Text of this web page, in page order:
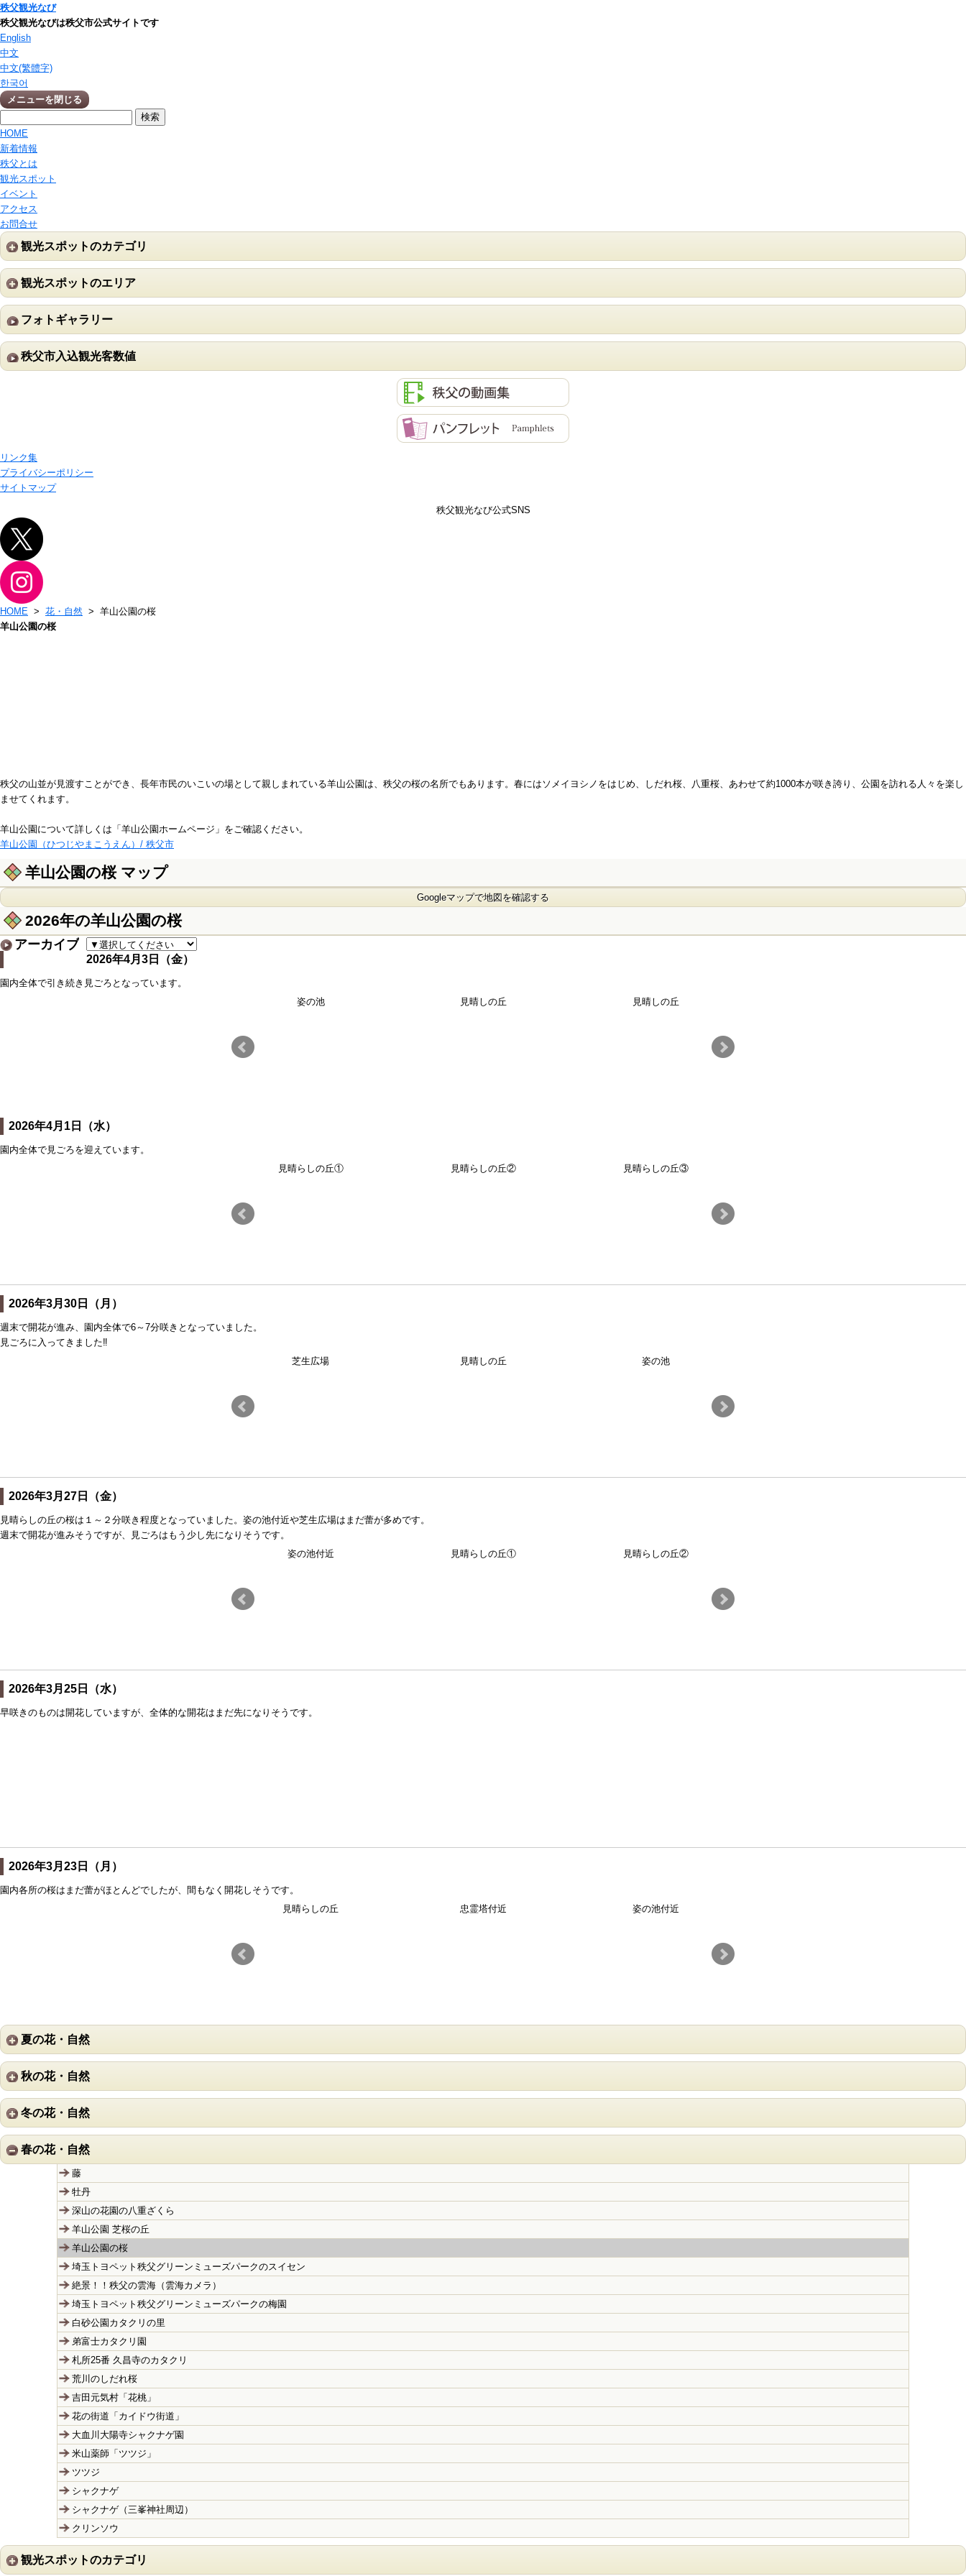
秩父観光なび
秩父観光なびは秩父市公式サイトです
English
中文
中文(繁體字)
한국어
メニューを閉じる
HOME
新着情報
秩父とは
観光スポット
イベント
アクセス
お問合せ
観光スポットのカテゴリ
観光スポットのエリア
フォトギャラリー
秩父市入込観光客数値
リンク集
プライバシーポリシー
サイトマップ
秩父観光なび公式SNS
HOME > 花・自然 > 羊山公園の桜
羊山公園の桜
秩父の山並が見渡すことができ、長年市民のいこいの場として親しまれている羊山公園は、秩父の桜の名所でもあります。春にはソメイヨシノをはじめ、しだれ桜、八重桜、あわせて約1000本が咲き誇り、公園を訪れる人々を楽し
ませてくれます。
羊山公園について詳しくは「羊山公園ホームページ」をご確認ください。
羊山公園（ひつじやまこうえん）/ 秩父市
羊山公園の桜 マップ
Googleマップで地図を確認する
2026年の羊山公園の桜
アーカイブ
2026年4月3日（金）
園内全体で引き続き見ごろとなっています。
姿の池 見晴しの丘 見晴しの丘
2026年4月1日（水）
園内全体で見ごろを迎えています。
見晴らしの丘① 見晴らしの丘② 見晴らしの丘③
2026年3月30日（月）
週末で開花が進み、園内全体で6～7分咲きとなっていました。
見ごろに入ってきました‼
芝生広場 見晴しの丘 姿の池
2026年3月27日（金）
見晴らしの丘の桜は１～２分咲き程度となっていました。姿の池付近や芝生広場はまだ蕾が多めです。
週末で開花が進みそうですが、見ごろはもう少し先になりそうです。
姿の池付近 見晴らしの丘① 見晴らしの丘②
2026年3月25日（水）
早咲きのものは開花していますが、全体的な開花はまだ先になりそうです。
2026年3月23日（月）
園内各所の桜はまだ蕾がほとんどでしたが、間もなく開花しそうです。
見晴らしの丘 忠霊塔付近 姿の池付近
夏の花・自然
秋の花・自然
冬の花・自然
春の花・自然
藤
牡丹
深山の花園の八重ざくら
羊山公園 芝桜の丘
羊山公園の桜
埼玉トヨペット秩父グリーンミューズパークのスイセン
絶景！！秩父の雲海（雲海カメラ）
埼玉トヨペット秩父グリーンミューズパークの梅園
白砂公園カタクリの里
弟富士カタクリ園
札所25番 久昌寺のカタクリ
荒川のしだれ桜
吉田元気村「花桃」
花の街道「カイドウ街道」
大血川大陽寺シャクナゲ園
米山薬師「ツツジ」
ツツジ
シャクナゲ
シャクナゲ（三峯神社周辺）
クリンソウ
観光スポットのカテゴリ